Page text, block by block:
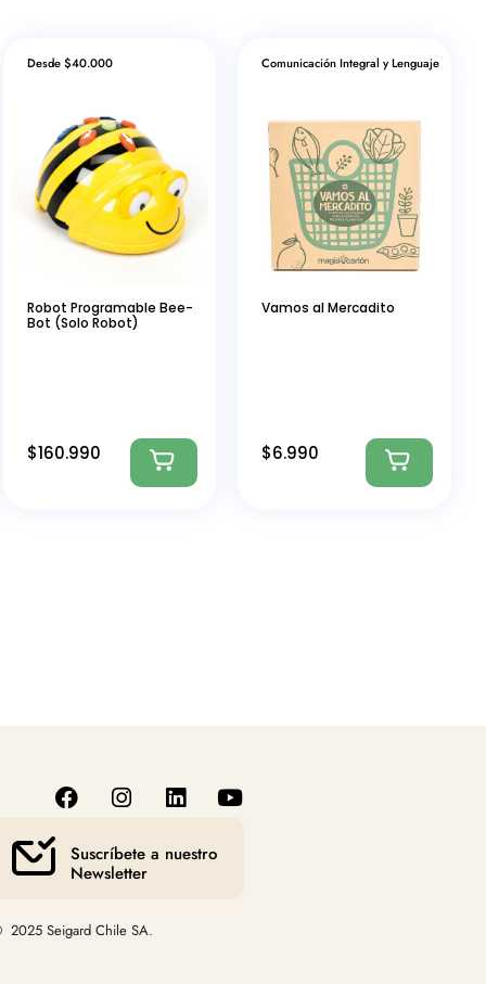
Desde $40.000
Robot Programable Bee-
Bot (Solo Robot)
$160.990
Comunicación Integral y Lenguaje
Vamos al Mercadito
$6.990
Suscríbete a nuestro
Newsletter
Seigard Chile SA.